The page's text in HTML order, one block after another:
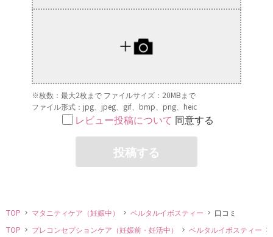
※枚数：最大2枚まで ファイルサイズ：20MBまで
ファイル形式：jpg、jpeg、gif、bmp、png、heic
レビュー投稿について 同意する
投稿する
TOP マタニティケア（妊娠中） ベルタルイボスティー
口コミ
TOP
プレコンセプションケア（妊娠前・妊活中） ベルタルイボスティー